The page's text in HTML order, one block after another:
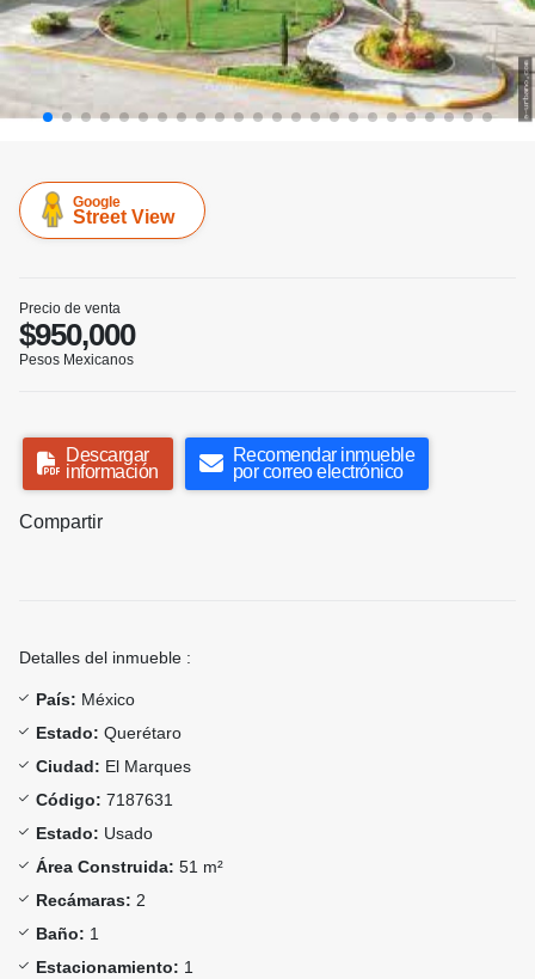
Google
Street View
Precio de venta
$950,000
Pesos Mexicanos
Descargar
información
Recomendar inmueble
por correo electrónico
Compartir
Detalles del inmueble :
País: México
Estado: Querétaro
Ciudad: El Marques
Código: 7187631
Estado: Usado
Área Construida: 51 m²
Recámaras: 2
Baño: 1
Estacionamiento: 1